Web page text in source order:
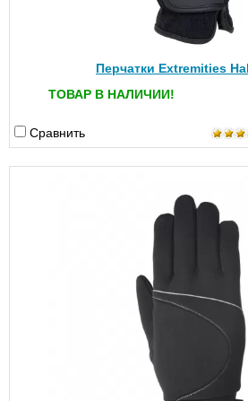
Перчатки Extremities
ТОВАР В НАЛИЧИИ!
Сравнить